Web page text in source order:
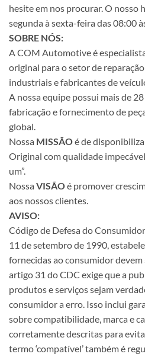
hesite em nos procurar. O nosso
segunda à sexta-feira das 08:00
SOBRE NÓS:
A COM Automotive é
original para o setor de
industriais e fabricantes de
A nossa equipe possui mais de
fabricação e fornecimento de
global.
Nossa MISSÃOé de
Original com qualidade
um”.
Nossa VISÃOé promover
aos nossos clientes.
AVISO:
Código de Defesa do
11 de setembro de 1990,
fornecidas ao consumidor devem
artigo 31 do CDC exige que a
produtos e serviços sejam
consumidor a erro. Isso inclui
sobre compatibilidade, marca e
corretamente descritas para
termo ‘compatível’ também é